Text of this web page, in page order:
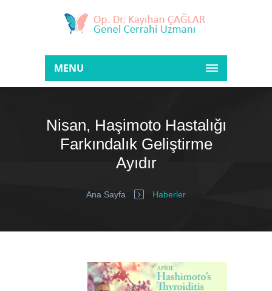
MENU
Nisan, Haşimoto Hastalığı
Farkındalık Geliştirme
Ayıdır
Ana Sayfa Haberler